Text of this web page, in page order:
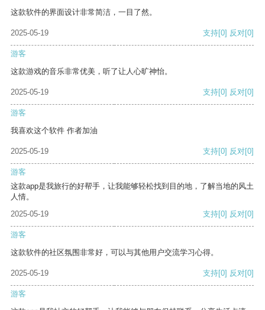
这款软件的界面设计非常简洁，一目了然。
2025-05-19 支持[0] 反对[0]
游客
这款游戏的音乐非常优美，听了让人心旷神怡。
2025-05-19 支持[0] 反对[0]
游客
我喜欢这个软件 作者加油
2025-05-19 支持[0] 反对[0]
游客
这款app是我旅行的好帮手，让我能够轻松找到目的地，了解当地的风土
人情。
2025-05-19
支持[0] 反对[0]
游客
这款软件的社区氛围非常好，可以与其他用户交流学习心得。
2025-05-19 支持[0] 反对[0]
游客